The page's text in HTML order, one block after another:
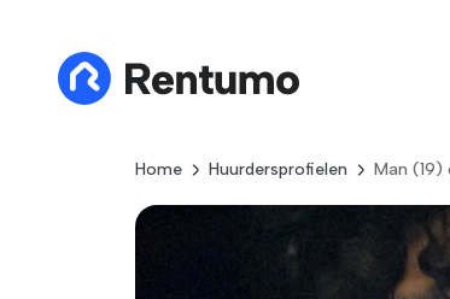
Home Huurdersprofielen Man